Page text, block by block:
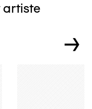
artiste
→